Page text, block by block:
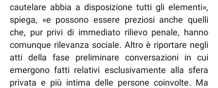
cautelare abbia a disposizione tutti gli elementi»,
spiega, «e possono essere preziosi anche quelli
che, pur privi di immediato rilievo penale, hanno
comunque rilevanza sociale. Altro è riportare negli
atti della fase preliminare conversazioni in cui
emergono fatti relativi esclusivamente alla sfera
privata e più intima delle persone coinvolte. Ma